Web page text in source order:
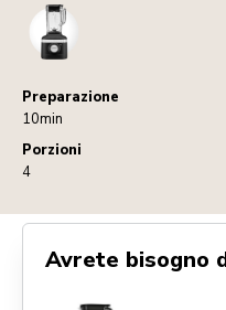
Blender
Preparazione
10min
Porzioni
4
Avrete bisogno